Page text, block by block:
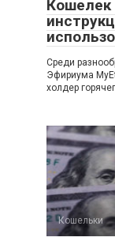
Кошелек
Среди
Эфириума
холдер
Кошельки